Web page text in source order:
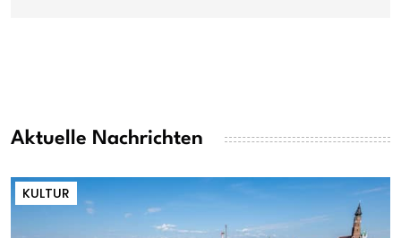
Aktuelle Nachrichten
KULTUR